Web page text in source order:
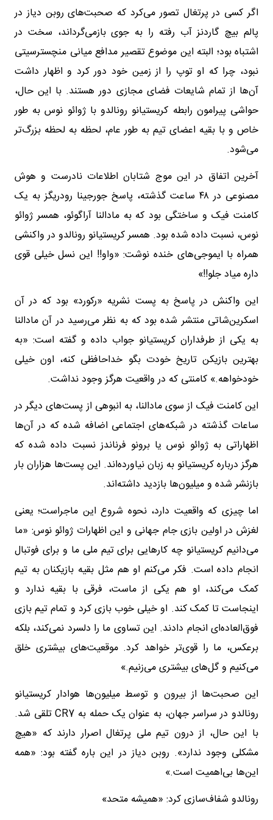
اگر کسی در پرتغال تصور می‌کرد که صحبت‌های روبن دیاز در
پالم بیچ گاردنز آب رفته را به جوی بازمی‌گرداند، سخت در
اشتباه بود؛ البته این موضوع تقصیر مدافع میانی منچسترسیتی
نبود، چرا که او توپ را از زمین خود دور کرد و اظهار داشت
آن‌ها از تمام شایعات فضای مجازی دور هستند. با این حال،
حواشی پیرامون رابطه کریستیانو رونالدو با ژوائو نوس به طور
خاص و با بقیه اعضای تیم به طور عام، لحظه به لحظه بزرگ‌تر
می‌شود.
آخرین اتفاق در این موج شتابان اطلاعات نادرست و هوش
مصنوعی در ۴۸ ساعت گذشته، پاسخ جورجینا رودریگز به یک
کامنت فیک و ساختگی بود که به مادالنا آراگوئو، همسر ژوائو
نوس، نسبت داده شده بود. همسر کریستیانو رونالدو در واکنشی
همراه با ایموجی‌های خنده نوشت: «واو!! این نسل خیلی قوی
داره میاد جلو!!»
این واکنش در پاسخ به پست نشریه «رکورد» بود که در آن
اسکرین‌شاتی منتشر شده بود که به نظر می‌رسید در آن مادالنا
به یکی از طرفداران کریستیانو جواب داده و گفته است: «به
بهترین بازیکن تاریخ خودت بگو خداحافظی کنه، اون خیلی
خودخواهه.» کامنتی که در واقعیت هرگز وجود نداشت.
این کامنت فیک از سوی مادالنا، به انبوهی از پست‌های دیگر در
ساعات گذشته در شبکه‌های اجتماعی اضافه شده که در آن‌ها
اظهاراتی به ژوائو نوس یا برونو فرناندز نسبت داده شده که
هرگز درباره کریستیانو به زبان نیاورده‌اند. این پست‌ها هزاران بار
بازنشر شده و میلیون‌ها بازدید داشته‌اند.
اما چیزی که واقعیت دارد، نحوه شروع این ماجراست؛ یعنی
لغزش در اولین بازی جام جهانی و این اظهارات ژوائو نوس: «ما
می‌دانیم کریستیانو چه کارهایی برای تیم ملی ما و برای فوتبال
انجام داده است. فکر می‌کنم او هم مثل بقیه بازیکنان به تیم
کمک می‌کند، او هم یکی از ماست، فرقی با بقیه ندارد و
اینجاست تا کمک کند. او خیلی خوب بازی کرد و تمام تیم بازی
فوق‌العاده‌ای انجام دادند. این تساوی ما را دلسرد نمی‌کند، بلکه
برعکس، ما را قوی‌تر خواهد کرد. موقعیت‌های بیشتری خلق
می‌کنیم و گل‌های بیشتری می‌زنیم.»
این صحبت‌ها از بیرون و توسط میلیون‌ها هوادار کریستیانو
رونالدو در سراسر جهان، به عنوان یک حمله به CR7 تلقی شد.
با این حال، از درون تیم ملی پرتغال اصرار دارند که «هیچ
مشکلی وجود ندارد». روبن دیاز در این باره گفته بود: «همه
این‌ها بی‌اهمیت است.»
رونالدو شفاف‌سازی کرد: «همیشه متحد»